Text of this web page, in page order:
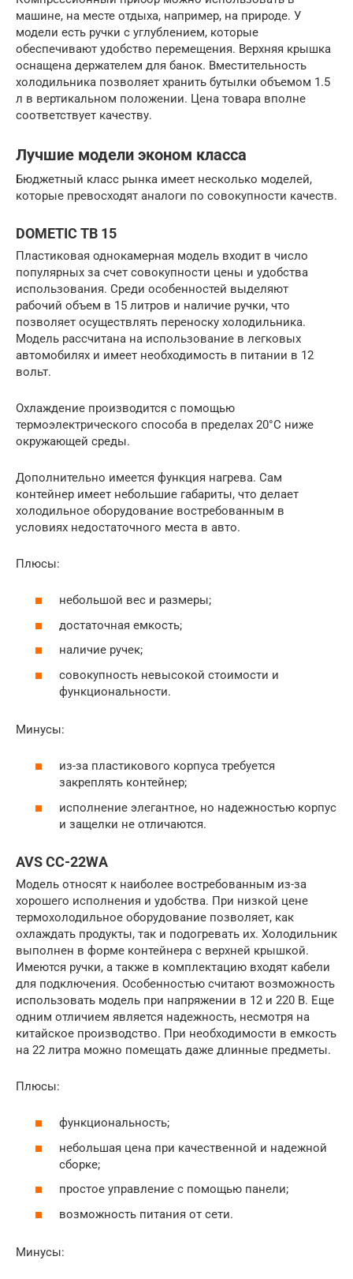
машине, на месте отдыха, например, на природе. У
модели есть ручки с углублением, которые
обеспечивают удобство перемещения. Верхняя крышка
оснащена держателем для банок. Вместительность
холодильника позволяет хранить бутылки объемом 1.5
л в вертикальном положении. Цена товара вполне
соответствует качеству.
Лучшие модели эконом класса
Бюджетный класс рынка имеет несколько моделей,
которые превосходят аналоги по совокупности качеств.
DOMETIC TB 15
Пластиковая однокамерная модель входит в число
популярных за счет совокупности цены и удобства
использования. Среди особенностей выделяют
рабочий объем в 15 литров и наличие ручки, что
позволяет осуществлять переноску холодильника.
Модель рассчитана на использование в легковых
автомобилях и имеет необходимость в питании в 12
вольт.
Охлаждение производится с помощью
термоэлектрического способа в пределах 20°C ниже
окружающей среды.
Дополнительно имеется функция нагрева. Сам
контейнер имеет небольшие габариты, что делает
холодильное оборудование востребованным в
условиях недостаточного места в авто.
Плюсы:
небольшой вес и размеры;
достаточная емкость;
наличие ручек;
совокупность невысокой стоимости и
функциональности.
Минусы:
из-за пластикового корпуса требуется
закреплять контейнер;
исполнение элегантное, но надежностью корпус
и защелки не отличаются.
AVS CC-22WA
Модель относят к наиболее востребованным из-за
хорошего исполнения и удобства. При низкой цене
термохолодильное оборудование позволяет, как
охлаждать продукты, так и подогревать их. Холодильник
выполнен в форме контейнера с верхней крышкой.
Имеются ручки, а также в комплектацию входят кабели
для подключения. Особенностью считают возможность
использовать модель при напряжении в 12 и 220 В. Еще
одним отличием является надежность, несмотря на
китайское производство. При необходимости в емкость
на 22 литра можно помещать даже длинные предметы.
Плюсы:
функциональность;
небольшая цена при качественной и надежной
сборке;
простое управление с помощью панели;
возможность питания от сети.
Минусы: